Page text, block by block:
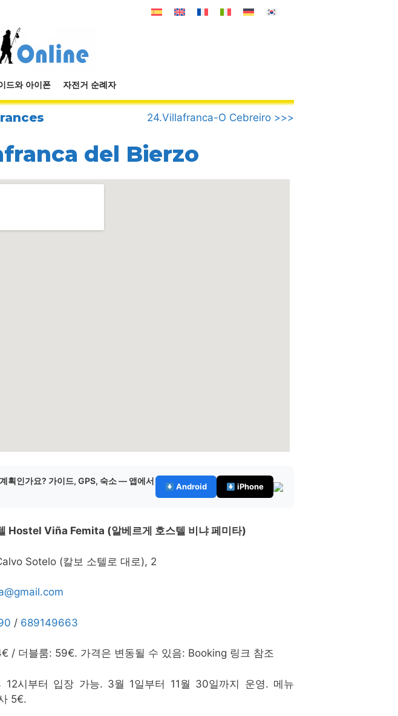
드와 아이폰 자전거 순례자
24.Villafranca-O Cebreiro >>>
del Bierzo
획인가요? 가이드, GPS, 숙소 — 앱에서
Android iPhone
Hostel Viña Femita (알베르게 호스텔 비냐 페미타)
Sotelo (칼보 소텔로 대로), 2
/ 689149663
/ 더블룸: 59€. 가격은 변동될 수 있음: Booking 링크 참조
12시부터 입장 가능. 3월 1일부터 11월 30일까지 운영. 메뉴
5€.